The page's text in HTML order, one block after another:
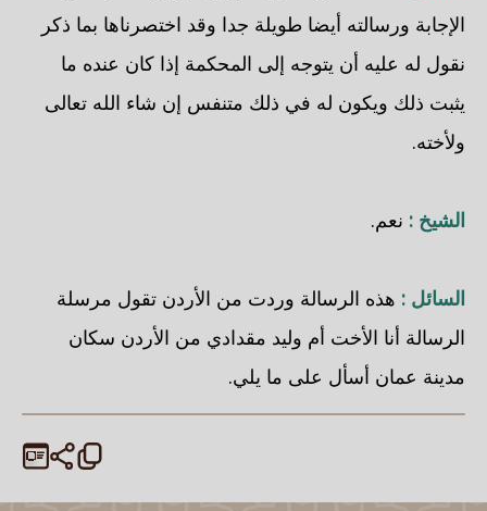
الإجابة ورسالته أيضا طويلة جدا وقد اختصرناها بما ذكر
نقول له عليه أن يتوجه إلى المحكمة إذا كان عنده ما
يثبت ذلك ويكون له في ذلك متنفس إن شاء الله تعالى
ولأخته.
الشيخ : نعم.
السائل : هذه الرسالة وردت من الأردن تقول مرسلة
الرسالة أنا الأخت أم وليد مقدادي من الأردن سكان
مدينة عمان أسأل على ما يلي.